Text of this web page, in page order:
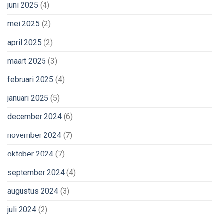
juni 2025 (4)
mei 2025 (2)
april 2025 (2)
maart 2025 (3)
februari 2025 (4)
januari 2025 (5)
december 2024 (6)
november 2024 (7)
oktober 2024 (7)
september 2024 (4)
augustus 2024 (3)
juli 2024 (2)